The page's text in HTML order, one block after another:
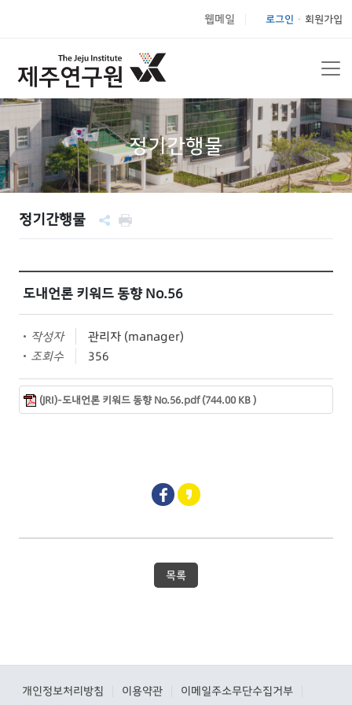
웹메일 로그인 회원가입
정기간행물
정기간행물
도내언론 키워드 동향 No.56
작성자
관리자 (manager)
조회수
356
(JRI)-도내언론 키워드 동향 No.56.pdf (744.00 KB )
목록
개인정보처리방침 이용약관 이메일주소무단수집거부